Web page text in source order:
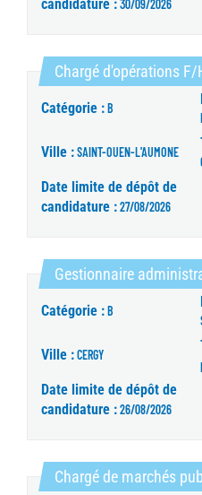
candidature :30/09/2026
Chargé d'opérations F/
Catégorie :B
Ville :SAINT-OUEN-L'AUMONE
Date limite de dépôt de
candidature :27/08/2026
Gestionnaire
Catégorie :B
Ville :CERGY
Date limite de dépôt de
candidature :26/08/2026
Chargé de marchés